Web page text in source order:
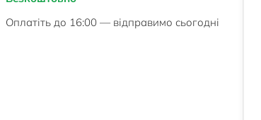
Оплатіть до 16:00 — відправимо сьогодні